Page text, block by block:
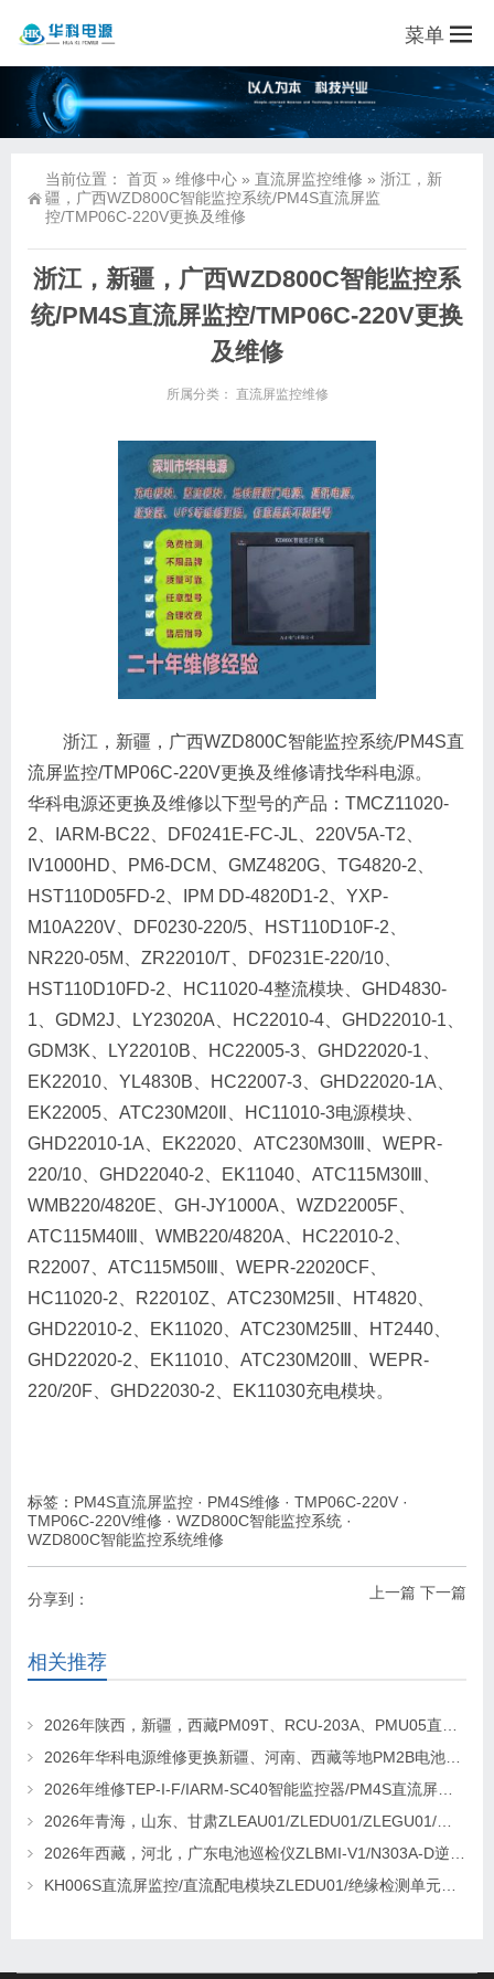
菜单
当前位置： 首页 » 维修中心 » 直流屏监控维修 » 浙江，新
疆，广西WZD800C智能监控系统/PM4S直流屏监
控/TMP06C-220V更换及维修
浙江，新疆，广西WZD800C智能监控系
统/PM4S直流屏监控/TMP06C-220V更换
及维修
所属分类： 直流屏监控维修
浙江，新疆，广西WZD800C智能监控系统/PM4S直
流屏监控/TMP06C-220V更换及维修请找华科电源。
华科电源还更换及维修以下型号的产品：TMCZ11020-
2、IARM-BC22、DF0241E-FC-JL、220V5A-T2、
IV1000HD、PM6-DCM、GMZ4820G、TG4820-2、
HST110D05FD-2、IPM DD-4820D1-2、YXP-
M10A220V、DF0230-220/5、HST110D10F-2、
NR220-05M、ZR22010/T、DF0231E-220/10、
HST110D10FD-2、HC11020-4整流模块、GHD4830-
1、GDM2J、LY23020A、HC22010-4、GHD22010-1、
GDM3K、LY22010B、HC22005-3、GHD22020-1、
EK22010、YL4830B、HC22007-3、GHD22020-1A、
EK22005、ATC230M20Ⅱ、HC11010-3电源模块、
GHD22010-1A、EK22020、ATC230M30Ⅲ、WEPR-
220/10、GHD22040-2、EK11040、ATC115M30Ⅲ、
WMB220/4820E、GH-JY1000A、WZD22005F、
ATC115M40Ⅲ、WMB220/4820A、HC22010-2、
R22007、ATC115M50Ⅲ、WEPR-22020CF、
HC11020-2、R22010Z、ATC230M25Ⅱ、HT4820、
GHD22010-2、EK11020、ATC230M25Ⅲ、HT2440、
GHD22020-2、EK11010、ATC230M20Ⅲ、WEPR-
220/20F、GHD22030-2、EK11030充电模块。
标签： PM4S直流屏监控 · PM4S维修 · TMP06C-220V ·
TMP06C-220V维修 · WZD800C智能监控系统 ·
WZD800C智能监控系统维修
上一篇 下一篇
分享到：
相关推荐
2026年陕西，新疆，西藏PM09T、RCU-203A、PMU05直流屏监控维修及更换请联系华科电源
2026年华科电源维修更换新疆、河南、西藏等地PM2B电池巡检单元，PM2J绝缘检测单元、PSM-T07E 监控
2026年维修TEP-I-F/IARM-SC40智能监控器/PM4S直流屏监控找华科电源
2026年青海，山东、甘肃ZLEAU01/ZLEDU01/ZLEGU01/电池巡检仪ZLBM-12更换及维修
2026年西藏，河北，广东电池巡检仪ZLBMI-V1/N303A-D逆变器/ATC48M30Ⅲ电源模块维修更换
KH006S直流屏监控/直流配电模块ZLEDU01/绝缘检测单元DJY60更换及维修